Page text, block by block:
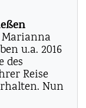
Marianna
u.a. 2016
des
Reise
Nun